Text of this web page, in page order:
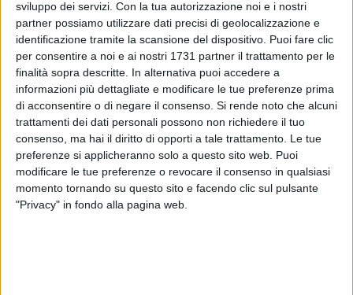
sviluppo dei servizi. Con la tua autorizzazione noi e i nostri
partner possiamo utilizzare dati precisi di geolocalizzazione e
identificazione tramite la scansione del dispositivo. Puoi fare clic
per consentire a noi e ai nostri 1731 partner il trattamento per le
finalità sopra descritte. In alternativa puoi accedere a
informazioni più dettagliate e modificare le tue preferenze prima
di acconsentire o di negare il consenso. Si rende noto che alcuni
trattamenti dei dati personali possono non richiedere il tuo
consenso, ma hai il diritto di opporti a tale trattamento. Le tue
preferenze si applicheranno solo a questo sito web. Puoi
modificare le tue preferenze o revocare il consenso in qualsiasi
momento tornando su questo sito e facendo clic sul pulsante
"Privacy" in fondo alla pagina web.
disponibile al dialogo".
Sette le aree tematiche che compongono il documento per
un totale di 120 pagine: i principi fondamentali, il
programma culturale, l'organizzazione e il finanziamento
della manifestazione, le infrastrutture della città, La strategia
di comunicazione, la valutazione e il monitoraggio
dell'evento, ulteriori informazioni e un'appendice.
Ogni capitolo è composto da paragrafi che rispondono
dettagliatamente ai diversi quesiti posti dalla commissione
ai fini della scelta della città più meritevole.